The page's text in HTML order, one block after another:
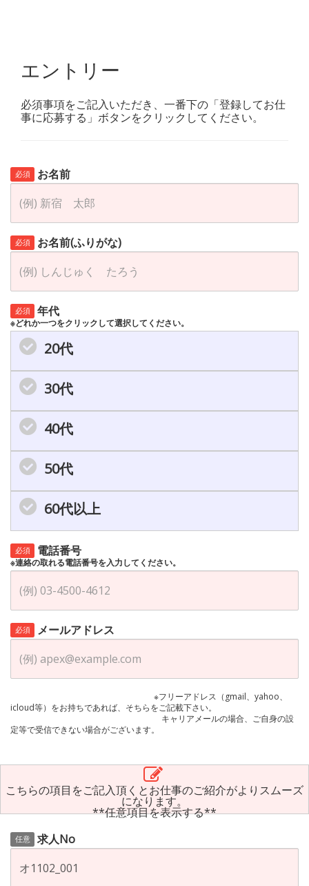
エントリー
必須事項をご記入いただき、一番下の「登録してお仕
事に応募する」ボタンをクリックしてください。
必須 お名前
必須 お名前(ふりがな)
必須 年代
※どれか一つをクリックして選択してください。
20代
30代
40代
50代
60代以上
必須 電話番号
※連絡の取れる電話番号を入力してください。
必須 メールアドレス
※フリーアドレス（gmail、yahoo、
icloud等）をお持ちであれば、そちらをご記載下さい。
キャリアメールの場合、ご自身の設
定等で受信できない場合がございます。
こちらの項目をご記入頂くとお仕事のご紹介がよりスムーズ
になります。
**任意項目を表示する**
任意 求人No